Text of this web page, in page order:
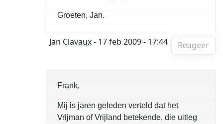
Groeten, Jan.
Reageer
Jan Clavaux- 17 feb 2009 - 17:44
Frank,
Mij is jaren geleden verteld dat het
Vrijman of Vrijland betekende, die uitleg